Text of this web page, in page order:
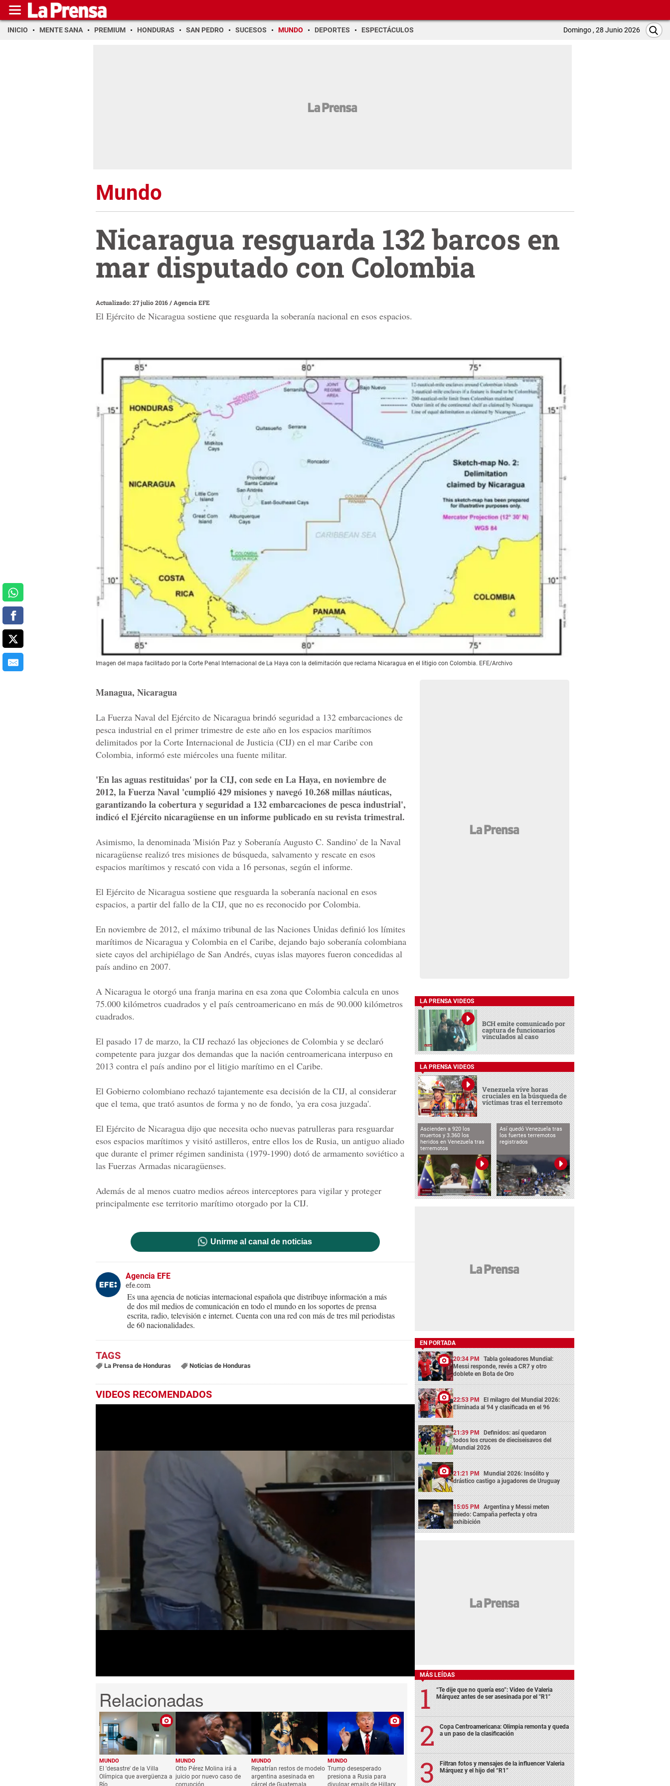
INICIO MENTE SANA PREMIUM HONDURAS SAN PEDRO SUCESOS MUNDO DEPORTES ESPECTÁCULOS Domingo , 28 Junio 2026
Mundo
Nicaragua resguarda 132 barcos en
mar disputado con Colombia
Actualizado: 27 julio 2016/ Agencia EFE
El Ejército de Nicaragua sostiene que resguarda la soberanía nacional en esos espacios.
Imagen del mapa facilitado por la Corte Penal Internacional de La Haya con la delimitación que reclama Nicaragua en el litigio con Colombia. EFE/Archivo
Managua, Nicaragua
La Fuerza Naval del Ejército de Nicaragua brindó seguridad a 132 embarcaciones de
pesca industrial en el primer trimestre de este año en los espacios marítimos
delimitados por la Corte Internacional de Justicia (CIJ) en el mar Caribe con
Colombia, informó este miércoles una fuente militar.
'En las aguas restituidas' por la CIJ, con sede en La Haya, en noviembre de
2012, la Fuerza Naval 'cumplió 429 misiones y navegó 10.268 millas náuticas,
garantizando la cobertura y seguridad a 132 embarcaciones de pesca industrial',
indicó el Ejército nicaragüense en un informe publicado en su revista trimestral.
Asimismo, la denominada 'Misión Paz y Soberanía Augusto C. Sandino' de la Naval
nicaragüense realizó tres misiones de búsqueda, salvamento y rescate en esos
espacios marítimos y rescató con vida a 16 personas, según el informe.
El Ejército de Nicaragua sostiene que resguarda la soberanía nacional en esos
espacios, a partir del fallo de la CIJ, que no es reconocido por Colombia.
En noviembre de 2012, el máximo tribunal de las Naciones Unidas definió los límites
marítimos de Nicaragua y Colombia en el Caribe, dejando bajo soberanía colombiana
siete cayos del archipiélago de San Andrés, cuyas islas mayores fueron concedidas al
país andino en 2007.
A Nicaragua le otorgó una franja marina en esa zona que Colombia calcula en unos
75.000 kilómetros cuadrados y el país centroamericano en más de 90.000 kilómetros
cuadrados.
El pasado 17 de marzo, la CIJ rechazó las objeciones de Colombia y se declaró
competente para juzgar dos demandas que la nación centroamericana interpuso en
2013 contra el país andino por el litigio marítimo en el Caribe.
El Gobierno colombiano rechazó tajantemente esa decisión de la CIJ, al considerar
que el tema, que trató asuntos de forma y no de fondo, 'ya era cosa juzgada'.
El Ejército de Nicaragua dijo que necesita ocho nuevas patrulleras para resguardar
esos espacios marítimos y visitó astilleros, entre ellos los de Rusia, un antiguo aliado
que durante el primer régimen sandinista (1979-1990) dotó de armamento soviético a
las Fuerzas Armadas nicaragüenses.
Además de al menos cuatro medios aéreos interceptores para vigilar y proteger
principalmente ese territorio marítimo otorgado por la CIJ.
Unirme al canal de noticias
Agencia EFE
efe.com
Es una agencia de noticias internacional española que distribuye información a más
de dos mil medios de comunicación en todo el mundo en los soportes de prensa
escrita, radio, televisión e internet. Cuenta con una red con más de tres mil periodistas
de 60 nacionalidades.
La Prensa de Honduras Noticias de Honduras
VIDEOS RECOMENDADOS
0
seconds
minutes,
MUNDO
El 'desastre' de la Villa
Olímpica que avergüenza a
Río
MUNDO
Otto Pérez Molina irá a
juicio por nuevo caso de
corrupción
MUNDO
Repatrían restos de modelo
argentina asesinada en
cárcel de Guatemala
MUNDO
Trump desesperado
presiona a Rusia para
divulgar emails de Hillary
LA PRENSA VIDEOS
BCH emite comunicado por
captura de funcionarios
vinculados al caso
LA PRENSA VIDEOS
Venezuela vive horas
cruciales en la búsqueda de
víctimas tras el terremoto
Ascienden a 920 los
muertos y 3.360 los
heridos en Venezuela tras
terremotos
Así quedó Venezuela tras
los fuertes terremotos
registrados
EN PORTADA
20:34 PM Tabla goleadores Mundial:
Messi responde, revés a CR7 y otro
doblete en Bota de Oro
22:53 PM El milagro del Mundial 2026:
Eliminada al 94 y clasificada en el 96
21:39 PM Definidos: así quedaron
todos los cruces de dieciseisavos del
Mundial 2026
21:21 PM Mundial 2026: Insólito y
drástico castigo a jugadores de Uruguay
15:05 PM Argentina y Messi meten
miedo: Campaña perfecta y otra
exhibición
MÁS LEÍDAS
“Te dije que no quería eso”: Video de Valeria
Márquez antes de ser asesinada por el "R1"
Copa Centroamericana: Olimpia remonta y queda
a un paso de la clasificación
Filtran fotos y mensajes de la influencer Valeria
Márquez y el hijo del “R1”